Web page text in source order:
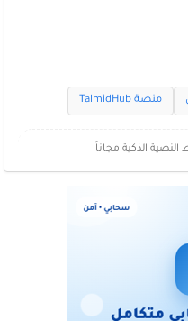
منصة TalmidHub
الذكية مجاناً